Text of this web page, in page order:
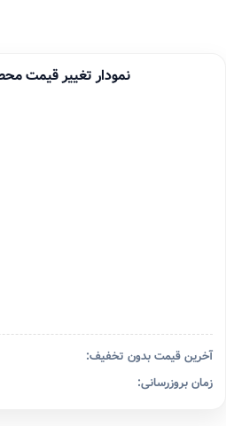
نمودار تغییر قیمت
آخرین قیمت بدون تخفیف:
زمان بروزرسانی: